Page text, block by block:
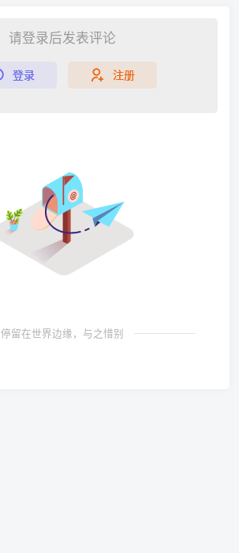
请登录后发表评论
登录 注册
停留在世界边缘，与之惜别